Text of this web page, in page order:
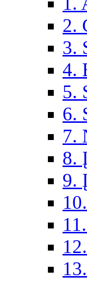
2.
3.
4.
5.
6.
7.
8.
9.